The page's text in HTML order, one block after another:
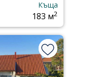
Къща
183 м2